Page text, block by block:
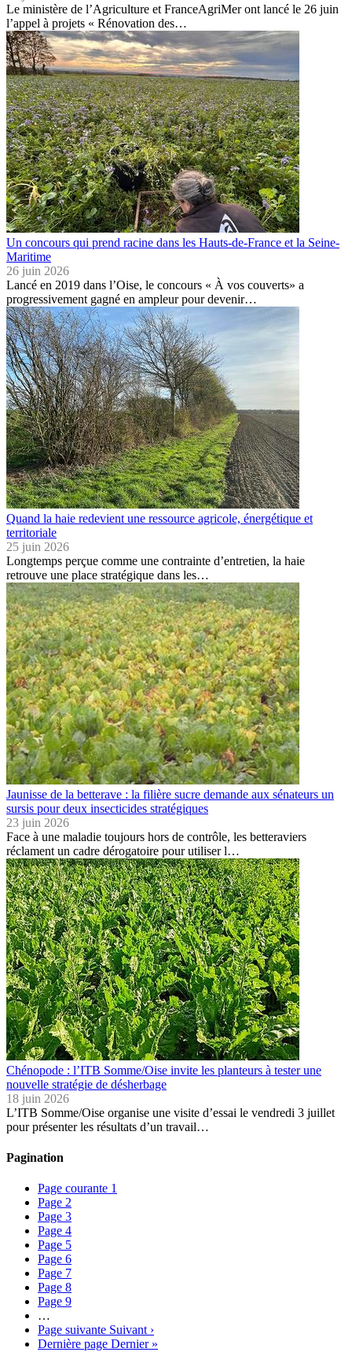
Le ministère de l’Agriculture et FranceAgriMer ont lancé le 26 juin
l’appel à projets « Rénovation des…
Un concours qui prend racine dans les Hauts-de-France et la Seine-
Maritime
26 juin 2026
Lancé en 2019 dans l’Oise, le concours « À vos couverts» a
progressivement gagné en ampleur pour devenir…
Quand la haie redevient une ressource agricole, énergétique et
territoriale
25 juin 2026
Longtemps perçue comme une contrainte d’entretien, la haie
retrouve une place stratégique dans les…
Jaunisse de la betterave : la filière sucre demande aux sénateurs un
sursis pour deux insecticides stratégiques
23 juin 2026
Face à une maladie toujours hors de contrôle, les betteraviers
réclament un cadre dérogatoire pour utiliser l…
Chénopode : l’ITB Somme/Oise invite les planteurs à tester une
nouvelle stratégie de désherbage
18 juin 2026
L’ITB Somme/Oise organise une visite d’essai le vendredi 3 juillet
pour présenter les résultats d’un travail…
Pagination
Page courante 1
Page 2
Page 3
Page 4
Page 5
Page 6
Page 7
Page 8
Page 9
…
Page suivante Suivant ›
Dernière page Dernier »